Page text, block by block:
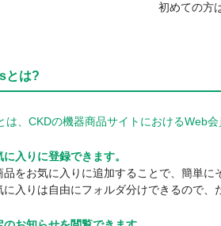
初めての方
とは?
は、CKDの機器商品サイトにおけるWeb
入りに登録できます。
品をお気に入りに追加することで、簡単に
に入りは自由にフォルダ分けできるので